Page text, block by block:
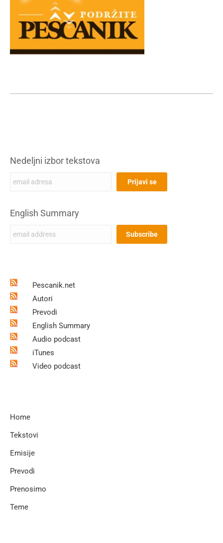
Nedeljni izbor tekstova
English Summary
Pescanik.net
Autori
Prevodi
English Summary
Audio podcast
iTunes
Video podcast
Home
Tekstovi
Emisije
Prevodi
Prenosimo
Teme